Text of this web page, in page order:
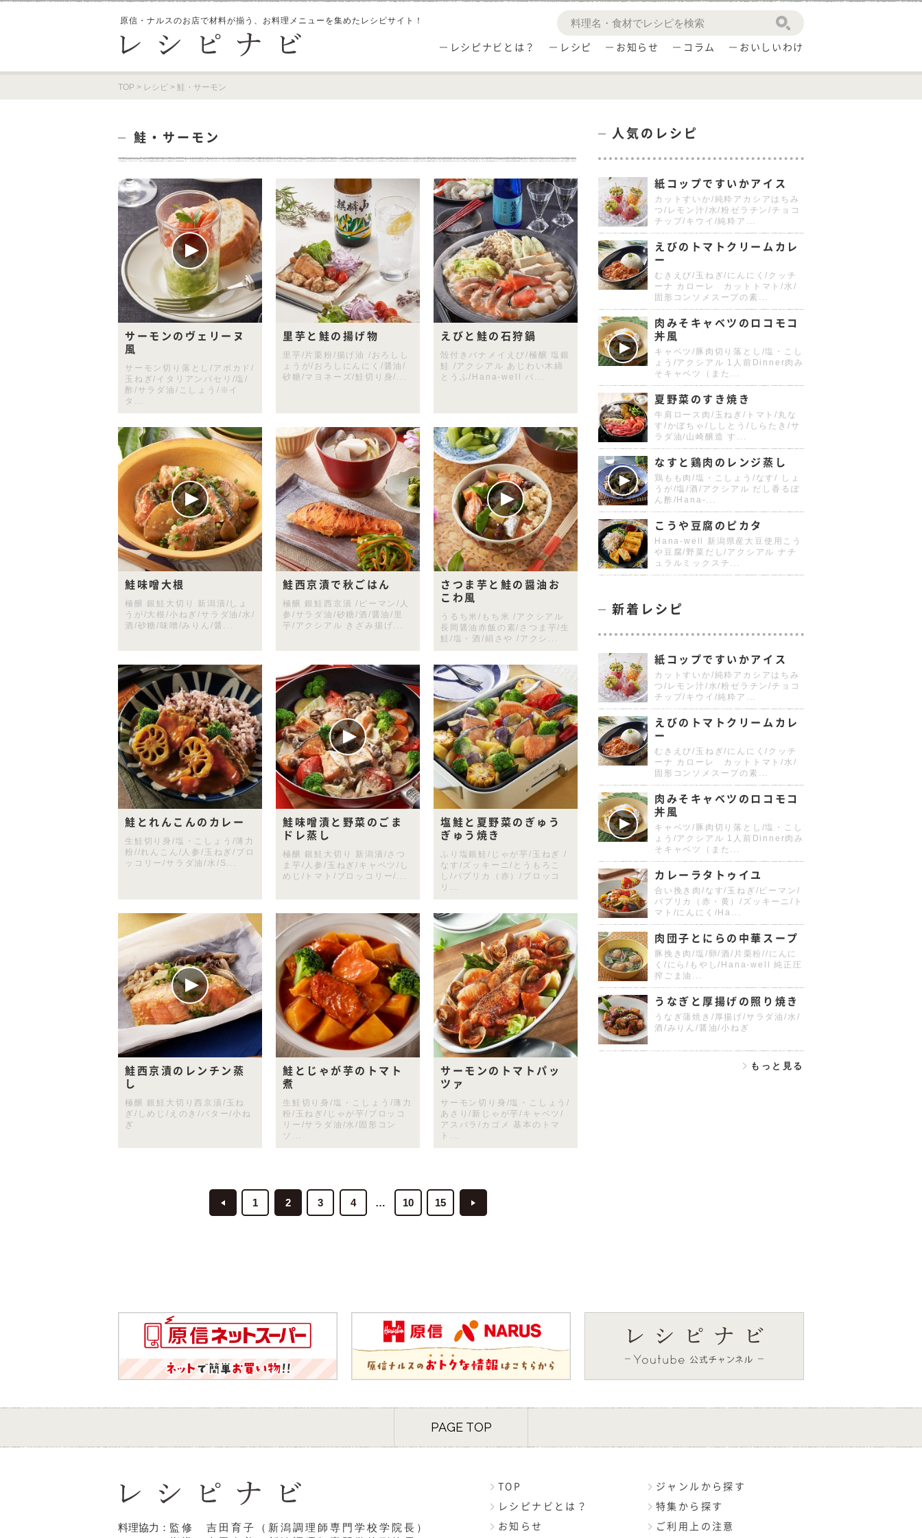
原信・ナルスのお店で材料が揃う、 お料理メニューを集めたレシピサイト！
レシピナビとは？ レシピ お知らせ コラム おいしいわけ
TOP > レシピ > 鮭・サーモン
鮭・サーモン
サーモンのヴェリーヌ
風
サーモン切り落とし/アボカド/
玉ねぎ/イタリアンパセリ/塩/
酢/サラダ油/こしょう/※イ
タ...
里芋と鮭の揚げ物
里芋/片栗粉/揚げ油 /おろしし
ょうが/おろしにんにく/醤油/
砂糖/マヨネーズ/鮭切り身/...
えびと鮭の石狩鍋
殻付きバナメイえび/極醸 塩銀
鮭 /アクシアル あじわい木綿
とうふ/Hana-well バ...
鮭味噌大根
極醸 銀鮭大切り 新潟漬/しょ
うが/大根/小ねぎ/サラダ油/水/
酒/砂糖/味噌/みりん/醤...
鮭西京漬で秋ごはん
極醸 銀鮭西京漬 /ピーマン/人
参/サラダ油/砂糖/酒/醤油/里
芋/アクシアル きざみ揚げ...
さつま芋と鮭の醤油お
こわ風
うるち米/もち米 /アクシアル
長岡醤油赤飯の素/さつま芋/生
鮭/塩・酒/絹さや /アクシ...
鮭とれんこんのカレー
生鮭切り身/塩・こしょう/薄力
粉//れんこん/人参/玉ねぎ/ブロ
ッコリー/サラダ油/水/S...
鮭味噌漬と野菜のごま
ドレ蒸し
極醸 銀鮭大切り 新潟漬/さつ
ま芋/人参/玉ねぎ/キャベツ/し
めじ/トマト/ブロッコリー/...
塩鮭と夏野菜のぎゅう
ぎゅう焼き
ふり塩銀鮭/じゃが芋/玉ねぎ /
なす/ズッキーニ/とうもろこ
し/パプリカ（赤）/ブロッコ
リ...
鮭西京漬のレンチン蒸
し
極醸 銀鮭大切り西京漬/玉ね
ぎ/しめじ/えのき/バター/小ね
ぎ
鮭とじゃが芋のトマト
煮
生鮭切り身/塩・こしょう/薄力
粉/玉ねぎ/じゃが芋/ブロッコ
リー/サラダ油/水/固形コン
ソ...
サーモンのトマトパッ
ツァ
サーモン切り身/塩・こしょう/
あさり/新じゃが芋/キャベツ/
アスパラ/カゴメ 基本のトマ
ト...
1 2 3 4 10 15
人気のレシピ
紙コップですいかアイス
カットすいか/純粋アカシアはちみ
つ/レモン汁/水/粉ゼラチン/チョコ
チップ/キウイ/純粋ア...
えびのトマトクリームカレ
ー
むきえび/玉ねぎ/にんにく/クッチ
ーナ カローレ カットトマト/水/
固形コンソメスープの素...
肉みそキャベツのロコモコ
丼風
キャベツ/豚肉切り落とし/塩・こし
ょう/アクシアル 1人前Dinner肉み
そキャベツ（また...
夏野菜のすき焼き
牛肩ロース肉/玉ねぎ/トマト/丸な
す/かぼちゃ/ししとう/しらたき/サ
ラダ油/山崎醸造 す...
なすと鶏肉のレンジ蒸し
鶏もも肉/塩・こしょう/なす/ しょ
うが/塩/酒/アクシアル だし香るぽ
ん酢/Hana-...
こうや豆腐のピカタ
Hana-well 新潟県産大豆使用こう
や豆腐/野菜だし/アクシアル ナチ
ュラルミックスチ...
新着レシピ
紙コップですいかアイス
カットすいか/純粋アカシアはちみ
つ/レモン汁/水/粉ゼラチン/チョコ
チップ/キウイ/純粋ア...
えびのトマトクリームカレ
ー
むきえび/玉ねぎ/にんにく/クッチ
ーナ カローレ カットトマト/水/
固形コンソメスープの素...
肉みそキャベツのロコモコ
丼風
キャベツ/豚肉切り落とし/塩・こし
ょう/アクシアル 1人前Dinner肉み
そキャベツ（また...
カレーラタトゥイユ
合い挽き肉/なす/玉ねぎ/ピーマン/
パプリカ（赤・黄）/ズッキーニ/ト
マト/にんにく/Ha...
肉団子とにらの中華スープ
豚挽き肉/塩/卵/酒/片栗粉//にんに
く/にら/もやし/Hana-well 純正圧
搾ごま油...
うなぎと厚揚げの照り焼き
うなぎ蒲焼き/厚揚げ/サラダ油/水/
酒/みりん/醤油/小ねぎ
もっと見る
PAGE TOP
料理協力： 監修 吉田育子（新潟調理師専門学校学院長）
TOP
レシピナビとは？
お知らせ
ジャンルから探す
特集から探す
ご利用上の注意